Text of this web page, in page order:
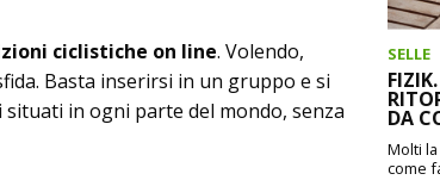
ciclistiche on line. Volendo,
Basta inserirsi in un gruppo e si
in ogni parte del mondo, senza
SELLE
DA
Molti
come